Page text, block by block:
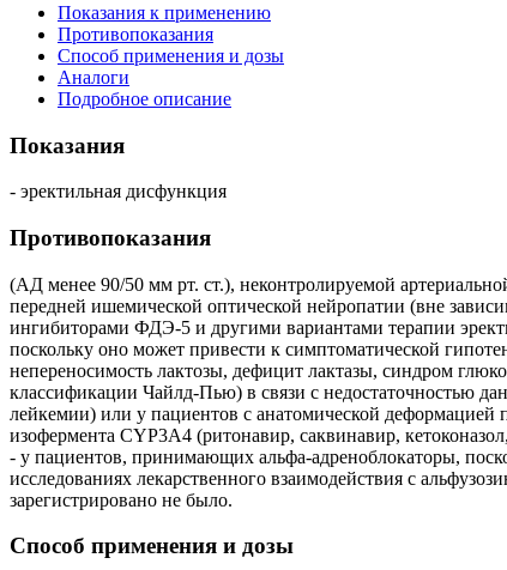
Показания к применению
Противопоказания
Способ применения и дозы
Аналоги
Подробное описание
Показания
- эректильная дисфункция
Противопоказания
(АД менее 90/50 мм рт. ст.), неконтролируемой
передней ишемической оптической нейропатии (вне
ингибиторами ФДЭ-5 и другими вариантами терапии
поскольку оно может привести к симптоматической
непереносимость лактозы, дефицит лактазы, синдром
классификации Чайлд-Пью) в связи с недостаточностью
лейкемии) или у пациентов с анатомической
изофермента CYP3А4 (ритонавир, саквинавир,
- у пациентов, принимающих альфа-адреноблокаторы,
исследованиях лекарственного взаимодействия с
зарегистрировано не было.
Способ применения и дозы